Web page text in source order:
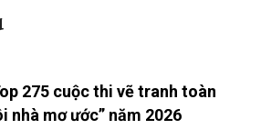
275 cuộc thi vẽ tranh toàn
nhà mơ ước” năm 2026